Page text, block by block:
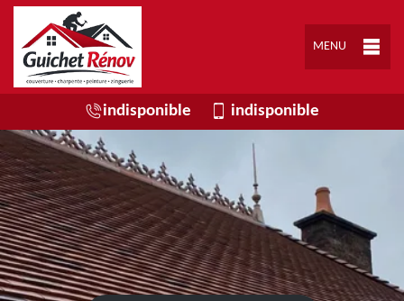
MENU
indisponible indisponible